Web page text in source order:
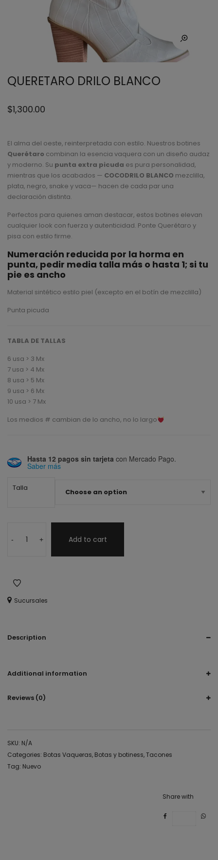
QUERETARO DRILO BLANCO
$1,300.00
El alma del oeste, reinterpretada con estilo. Nuestros botines
Querétaro combinan la esencia vaquera con un diseño audaz
y moderno. Su punta extra picuda es pura personalidad,
mientras que los acabados — COCODRILO BLANCO mezclilla,
plata, negro, snake y vaca— hacen de cada par una
declaración distinta.
Perfectos para quienes aman destacar, estos botines elevan
cualquier look con fuerza y autenticidad. Ponte Querétaro y
pisa con estilo firme.
Numeración reducida por la horma en
punta, pedir media talla más o hasta 1; si tu
pie es ancho
Material sintético estilo piel (excepto en el botín de mezclilla)
Punta picuda
TABLA DE TALLAS
6 usa > 3 Mx
7 usa > 4 Mx
8 usa > 5 Mx
9 usa > 6 Mx
10 usa > 7 Mx
Los medios # cambian de lo ancho, no lo largo
Hasta 12 pagos sin tarjeta con Mercado Pago.
Saber más
Talla
- + Add to cart
Sucursales
Description
Additional information
Reviews (0)
SKU: N/A
Categories: Botas Vaqueras, Botas y botiness,Tacones
Tag: Nuevo
Share with